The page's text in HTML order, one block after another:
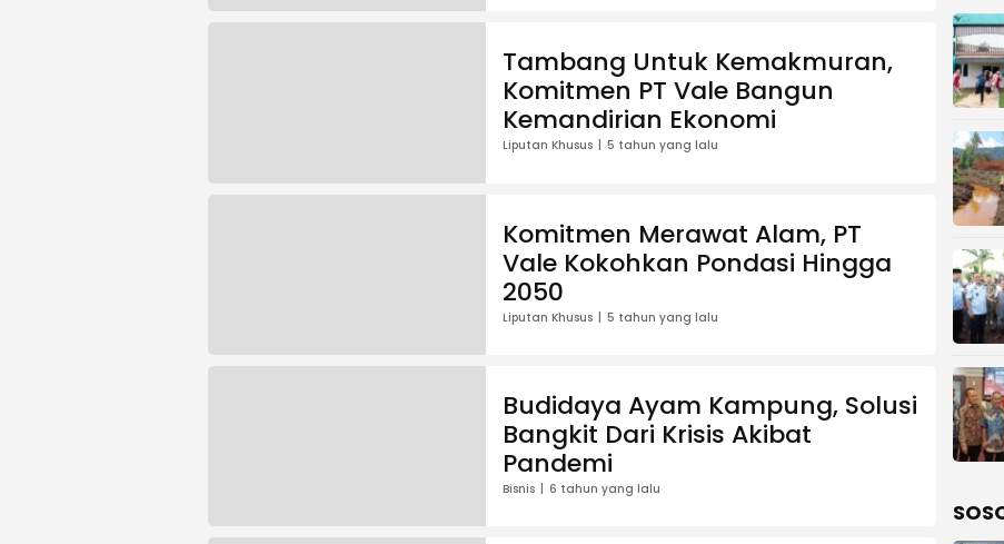
Tambang Untuk Kemakmuran,
Komitmen PT Vale Bangun
Kemandirian Ekonomi
Liputan Khusus 5 tahun yang lalu
Komitmen Merawat Alam, PT
Vale Kokohkan Pondasi Hingga
2050
Liputan Khusus 5 tahun yang lalu
Budidaya Ayam Kampung, Solusi
Bangkit Dari Krisis Akibat
Pandemi
Bisnis 6 tahun yang lalu